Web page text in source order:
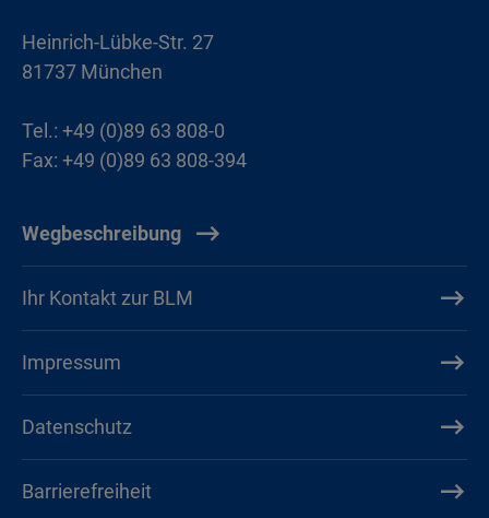
Heinrich-Lübke-Str. 27
81737 München
Tel.: +49 (0)89 63 808-0
Fax: +49 (0)89 63 808-394
Wegbeschreibung
Ihr Kontakt zur BLM
Impressum
Datenschutz
Barrierefreiheit